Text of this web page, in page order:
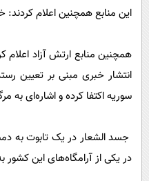
این منابع همچنین اعلام کردند:
همچنین منابع ارتش آزاد اعلام
انتشار خبری مبنی بر تعیین
سوریه اکتفا کرده و اشاره‌ای به
جسد الشعار در یک تابوت به
در یکی از آرامگاه‌های این